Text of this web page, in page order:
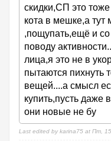
скидки,СП это
кота в мешке,а
,пощупать,ещё и со
поводу
лица,я это не в
пытаются пихнуть
вещей....а смысл
купить,пусть
они новые не бу
Last edited by karina75 at Пт,